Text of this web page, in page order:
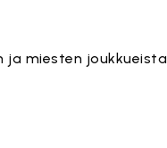
ja miesten joukkueista